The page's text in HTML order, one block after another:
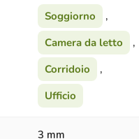
Soggiorno
,
Camera da letto
,
Corridoio
,
Ufficio
3 mm